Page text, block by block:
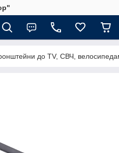
до TV, СВЧ,